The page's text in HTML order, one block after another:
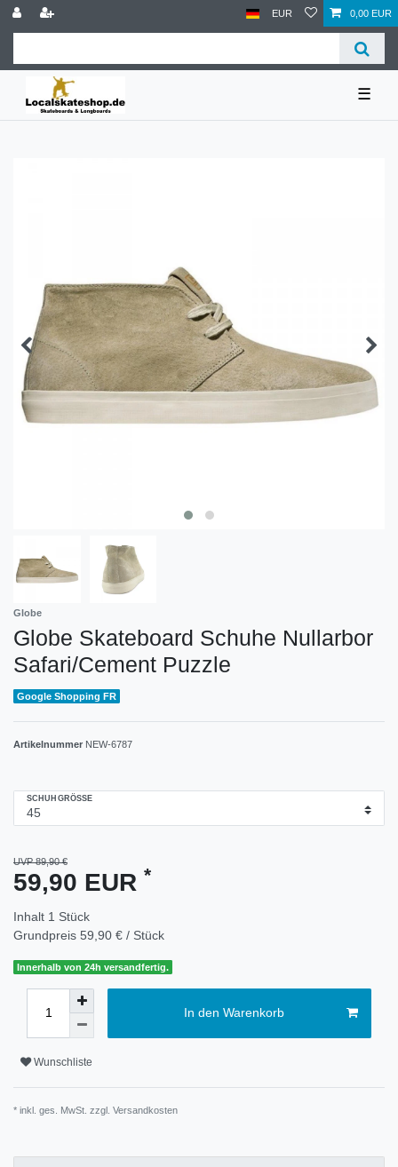
EUR 0,00 EUR
☰
Globe
Globe Skateboard Schuhe Nullarbor
Safari/Cement Puzzle
Google Shopping FR
Artikelnummer NEW-6787
SCHUHGRÖSSE
UVP 89,90 €
59,90 EUR *
Inhalt 1 Stück
Grundpreis 59,90 € / Stück
Innerhalb von 24h versandfertig.
In den Warenkorb
Wunschliste
* inkl. ges. MwSt. zzgl. Versandkosten